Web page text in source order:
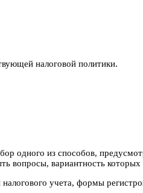
налоговой политики.
одного из способов,
вопросы, вариантность
учета, формы